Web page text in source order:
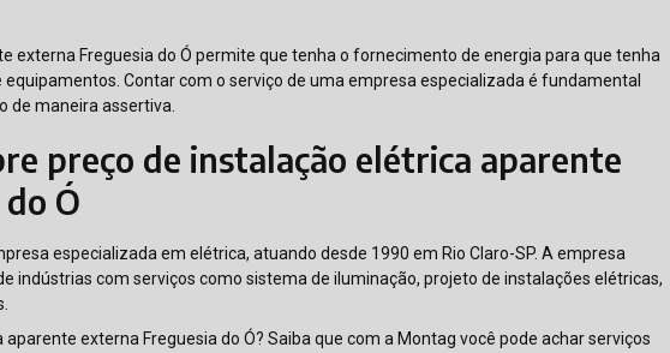
externa Freguesia do Ó permite que tenha o fornecimento de energia para que tenha
Contar com o serviço de uma empresa especializada é fundamental
de maneira assertiva.
preço de instalação elétrica aparente
Ó
especializada em elétrica, atuando desde 1990 em Rio Claro-SP. A empresa
indústrias com serviços como sistema de iluminação, projeto de instalações elétricas,
externa Freguesia do Ó? Saiba que com a Montag você pode achar serviços